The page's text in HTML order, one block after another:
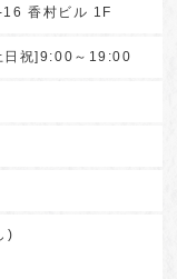
16 香村ビル 1F
祝]9:00～19:00
)